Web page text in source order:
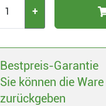
+
Bestpreis-Garantie
Sie können die
zurückgeben